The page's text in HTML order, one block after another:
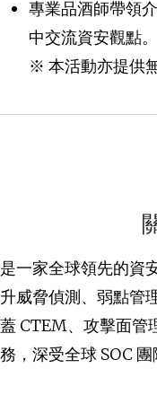
專業品酒師帶領
中交流資安觀點。
※ 本活動亦提供
是一家全球領先的資
升威脅偵測、弱點管
蓋 CTEM、攻擊面管
務，深受全球 SOC 團